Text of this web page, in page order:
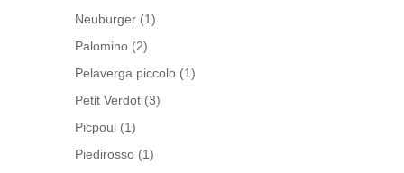
Neuburger (1)
Palomino (2)
Pelaverga piccolo (1)
Petit Verdot (3)
Picpoul (1)
Piedirosso (1)